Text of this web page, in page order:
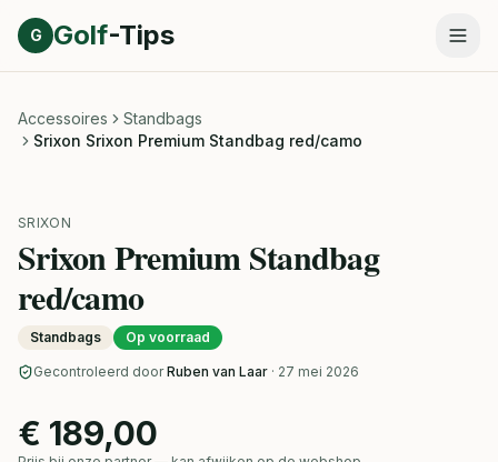
Direct naar inhoud
G Golf-Tips
Accessoires
Standbags
Srixon Srixon Premium Standbag red/camo
SRIXON
Srixon Premium Standbag
red/camo
Standbags Op voorraad
Gecontroleerd door Ruben van Laar · 27 mei 2026
€ 189,00